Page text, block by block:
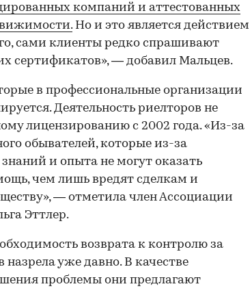
компаний и аттестованных
Но и это является действием
сами клиенты редко спрашивают
сертификатов», — добавил Мальцев.
в профессиональные организации
Деятельность риелторов не
лицензированию с 2002 года. «Из-за
обывателей, которые из-за
и опыта не могут оказать
чем лишь вредят сделкам и
— отметила член Ассоциации
Эттлер.
возврата к контролю за
назрела уже давно. В качестве
проблемы они предлагают